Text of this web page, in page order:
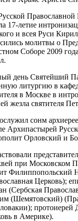
Православной
17-летие
и всея Руси
молитвы о
Соборе 2009
день Святейший
литургию в
в Москве в
жезла святителя
сонм
Архипастырей
Орловский и
при Московском
Филиппопольский
Церковь);
(Сербская
(Шемятовский)
в Америке).